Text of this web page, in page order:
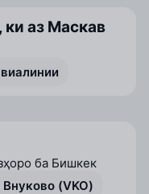
аз Маскав
ба Бишкек
(VKO)